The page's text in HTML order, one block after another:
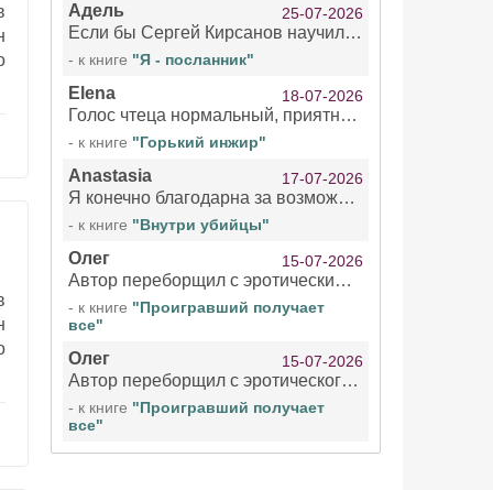
Адель 25-07-2026
Если бы Сергей Кирсанов научился не сглатывать каждые 1-2 минуты слюну, так что слышно в микрофоне и, что вызывает отвращение, то мелжно было бы слушать.
- к книге "Я - посланник"
Elena 18-07-2026
Голос чтеца нормальный, приятный тембр. Мне очень понравилось озвучивание рассказа. Очень странный отзыв Надежды. Может у неё что-то с нервами?
- к книге "Горький инжир"
Anastasia 17-07-2026
Я конечно благодарна за возможность бесплатно слушать книги даже новинки , но чтение этой книги просто ужасно
- к книге "Внутри убийцы"
Олег 15-07-2026
Автор переборщил с эротическими сценами. Похоже, с этим у него проблемы.
- к книге "Проигравший получает
все"
Олег 15-07-2026
Автор переборщил с эротического сценами. Похоже, с этим у него проблемы.
- к книге "Проигравший получает
все"